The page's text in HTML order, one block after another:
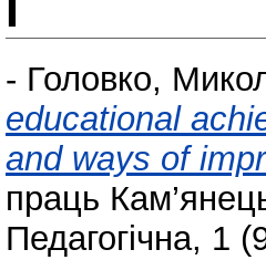
- Головко,
educational
and ways of
праць
Педагогічна, 1